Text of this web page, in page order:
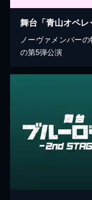
ノーヴァメンバー
の第5弾公演